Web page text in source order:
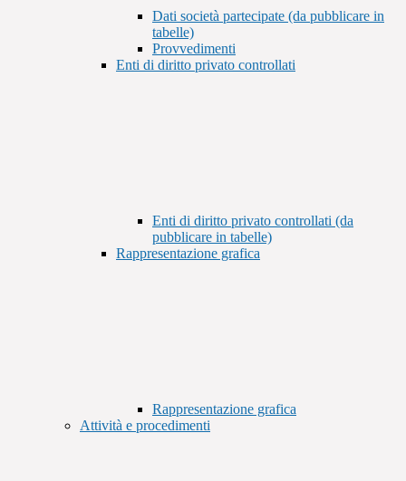
Dati società partecipate (da pubblicare in
tabelle)
Provvedimenti
Enti di diritto privato controllati
Enti di diritto privato controllati (da
pubblicare in tabelle)
Rappresentazione grafica
Rappresentazione grafica
Attività e procedimenti